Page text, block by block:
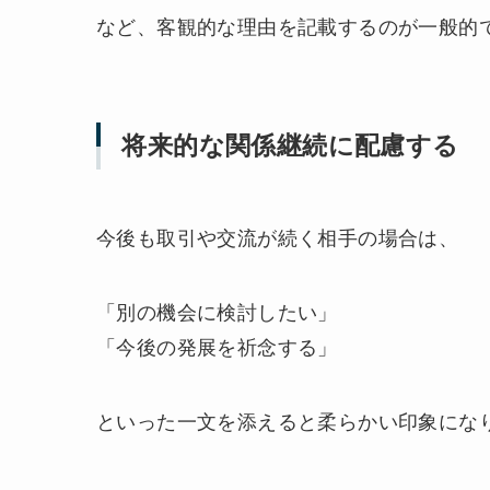
など、客観的な理由を記載するのが一般的
将来的な関係継続に配慮する
今後も取引や交流が続く相手の場合は、
「別の機会に検討したい」
「今後の発展を祈念する」
といった一文を添えると柔らかい印象にな